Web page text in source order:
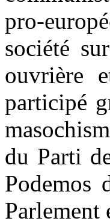
pro-
société
ouvrière
participé
du Parti
Podemos
Parlement